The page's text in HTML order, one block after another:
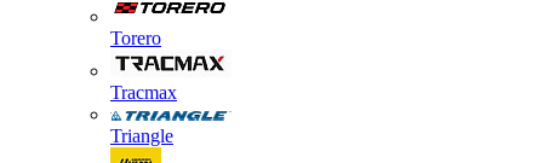
Torero
Tracmax
Triangle